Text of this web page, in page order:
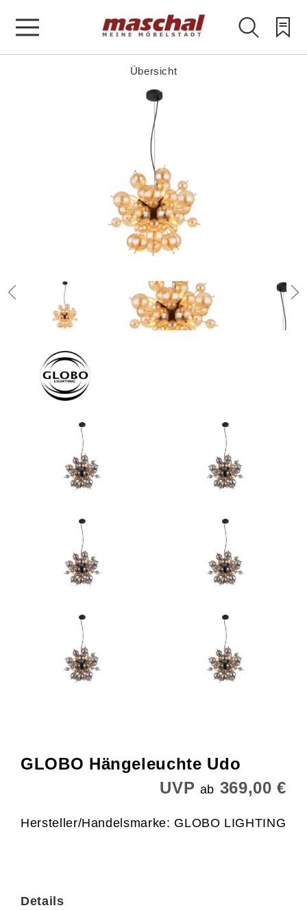
Übersicht
GLOBO Hängeleuchte Udo
UVP ab 369,00 €
Hersteller/Handelsmarke: GLOBO LIGHTING
Details